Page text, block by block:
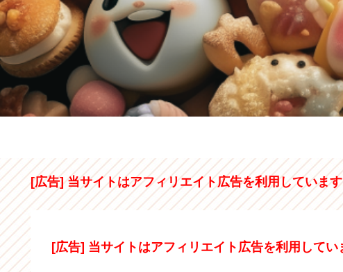
[広告] 当サイトはアフィリエイト広告を利用していま
[広告] 当サイトはアフィリエイト広告を利用してい